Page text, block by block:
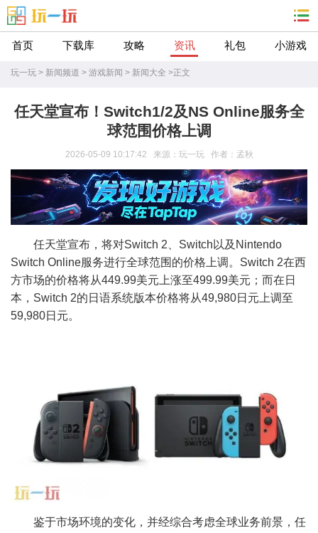
首页 下载库 攻略 资讯 礼包 小游戏
玩一玩 > 新闻频道 > 游戏新闻 > 新闻大全 >正文
任天堂宣布！Switch1/2及NS Online服务全
球范围价格上调
2026-05-09 10:17:42 来源：玩一玩 作者：孟秋
任天堂宣布，将对Switch 2、Switch以及Nintendo
Switch Online服务进行全球范围的价格上调。Switch 2在西
方市场的价格将从449.99美元上涨至499.99美元；而在日
本，Switch 2的日语系统版本价格将从49,980日元上调至
59,980日元。
鉴于市场环境的变化，并经综合考虑全球业务前景，任